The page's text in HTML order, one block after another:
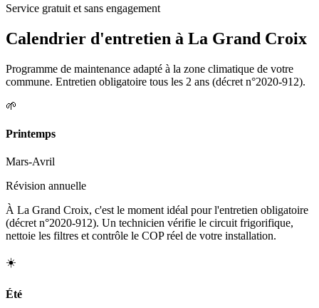
Service gratuit et sans engagement
Calendrier d'entretien à La Grand Croix
Programme de maintenance adapté à la zone climatique de votre
commune. Entretien obligatoire tous les 2 ans (décret n°2020-912).
🌱
Printemps
Mars-Avril
Révision annuelle
À La Grand Croix, c'est le moment idéal pour l'entretien obligatoire
(décret n°2020-912). Un technicien vérifie le circuit frigorifique,
nettoie les filtres et contrôle le COP réel de votre installation.
☀️
Été